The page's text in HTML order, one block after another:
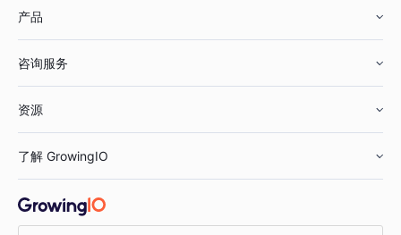
鞋服行业
汽车行业
金融行业
产品
智能运营
获客分析
咨询服务
资源
增长公开课
了解 GrowingIO
关于 GrowingIO